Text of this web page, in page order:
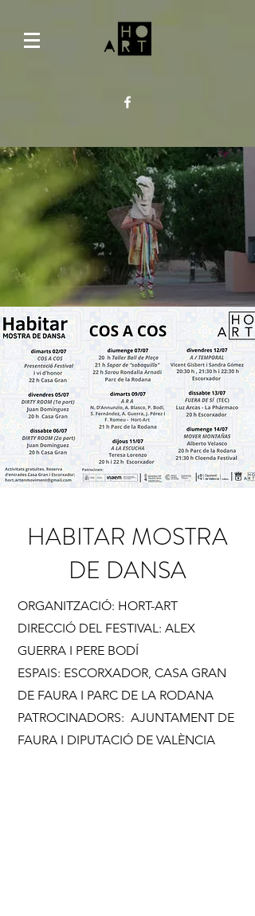
HABITAR MOSTRA
DE DANSA
ORGANITZACIÓ: HORT-ART
DIRECCIÓ DEL FESTIVAL: ALEX
GUERRA I PERE BODÍ
ESPAIS: ESCORXADOR, CASA GRAN
DE FAURA I PARC DE LA RODANA
PATROCINADORS: AJUNTAMENT DE
FAURA I DIPUTACIÓ DE VALÈNCIA